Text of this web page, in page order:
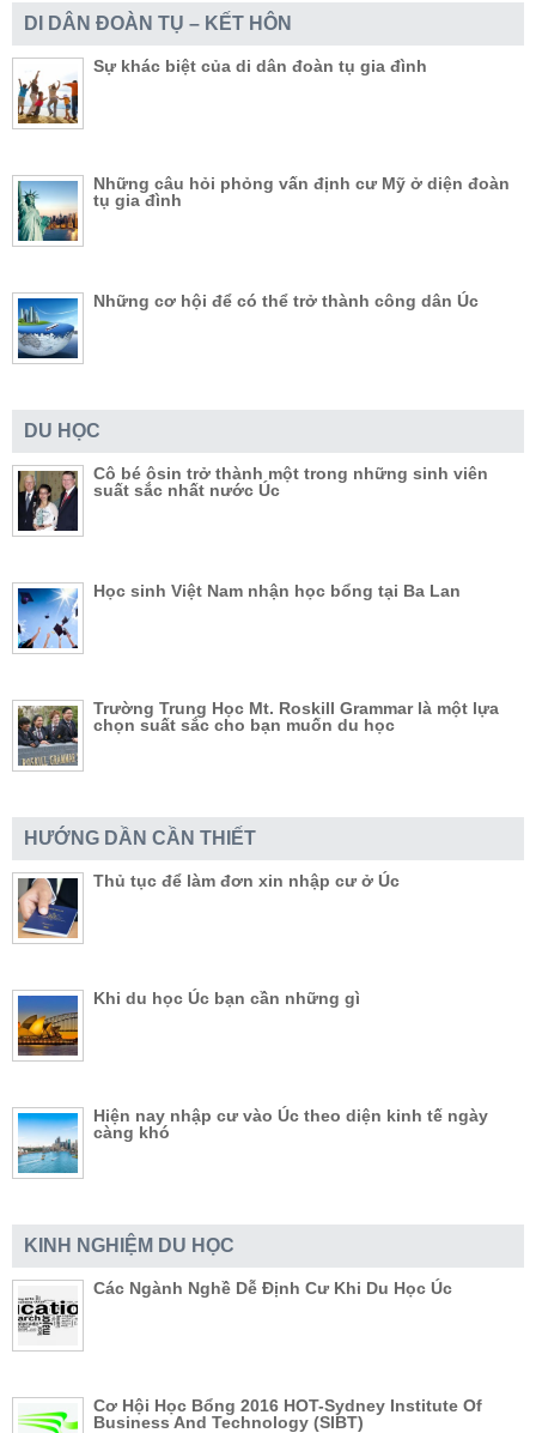
DI DÂN ĐOÀN TỤ – KẾT HÔN
Sự khác biệt của di dân đoàn tụ gia đình
Những câu hỏi phỏng vấn định cư Mỹ ở diện đoàn
tụ gia đình
Những cơ hội để có thể trở thành công dân Úc
DU HỌC
Cô bé ôsin trở thành một trong những sinh viên
suất sắc nhất nước Úc
Học sinh Việt Nam nhận học bổng tại Ba Lan
Trường Trung Học Mt. Roskill Grammar là một lựa
chọn suất sắc cho bạn muốn du học
HƯỚNG DẦN CẦN THIẾT
Thủ tục để làm đơn xin nhập cư ở Úc
Khi du học Úc bạn cần những gì
Hiện nay nhập cư vào Úc theo diện kinh tế ngày
càng khó
KINH NGHIỆM DU HỌC
Các Ngành Nghề Dễ Định Cư Khi Du Học Úc
Cơ Hội Học Bổng 2016 HOT-Sydney Institute Of
Business And Technology (SIBT)